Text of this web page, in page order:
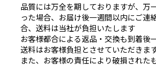
品質には万全を期しておりますが、万
った場合、お届け後一週間以内にご
合、送料は当社が負担いたします
お客様都合による返品・交換も到着後
送料はお客様負担とさせていただきます
また、お客様の責任により破損された